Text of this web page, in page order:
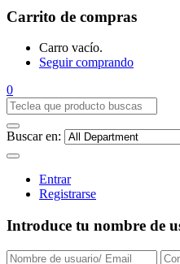
Carrito de compras
Carro vacío.
Seguir comprando
0
Buscar en:
Entrar
Registrarse
Introduce tu nombre de